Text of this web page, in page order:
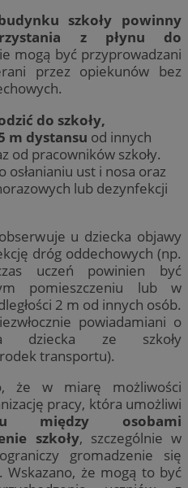
szkoły powinny
z płynu do
mogą być przyprowadzani
przez opiekunów bez
do szkoły,
m dystansu od innych
od pracowników szkoły.
ust i nosa oraz
lub dezynfekcji
u dziecka objawy
dróg oddechowych (np.
uczeń powinien być
pomieszczeniu lub w
2 m od innych osób.
powiadamiani o
dziecka ze szkoły
transportu).
że w miarę możliwości
pracy, która umożliwi
między osobami
szkoły, szczególnie w
gromadzenie się
Wskazano, że mogą to być